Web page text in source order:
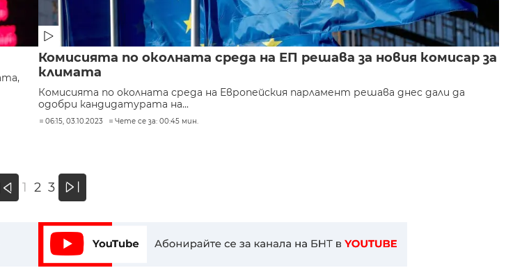
Комисията по околната среда на ЕП решава за новия комисар за
климата
Комисията по околната среда на Европейския парламент решава днес дали да
одобри кандидатурата на...
06:15, 03.10.2023 Чете се за: 00:45 мин.
« 1 2 3 »